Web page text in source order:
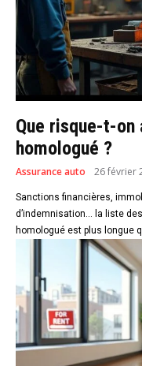
Que risque-t-on
homologué ?
Assurance auto 26 février
Sanctions financières,
d’indemnisation… la liste
homologué est plus longue